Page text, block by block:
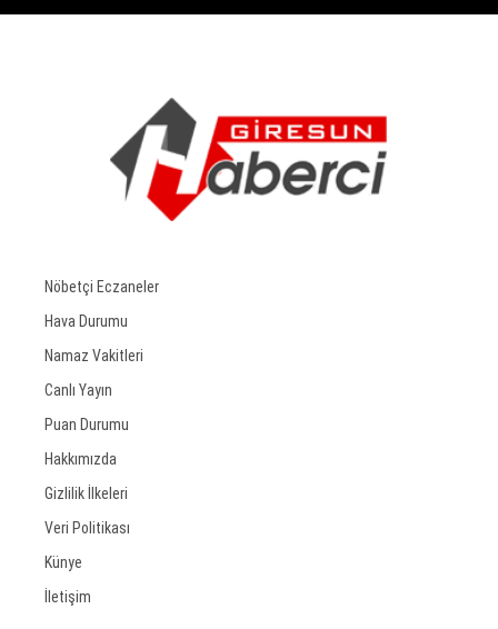
Nöbetçi Eczaneler
Hava Durumu
Namaz Vakitleri
Canlı Yayın
Puan Durumu
Hakkımızda
Gizlilik İlkeleri
Veri Politikası
Künye
İletişim